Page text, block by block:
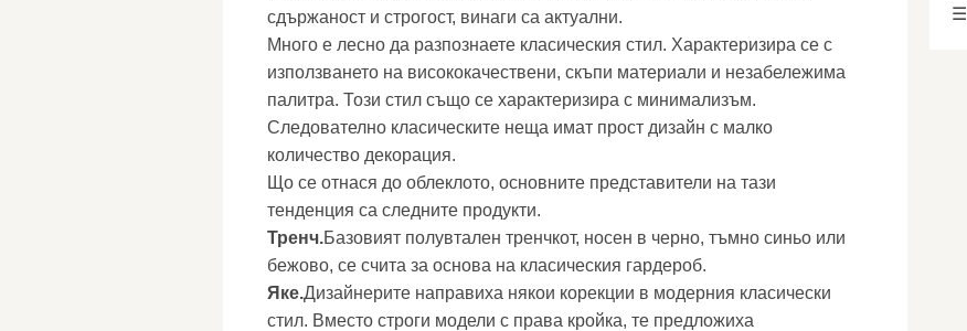
сдържаност и строгост, винаги са актуални.
Много е лесно да разпознаете класическия стил. Характеризира се с
използването на висококачествени, скъпи материали и незабележима
палитра. Този стил също се характеризира с минимализъм.
Следователно класическите неща имат прост дизайн с малко
количество декорация.
Що се отнася до облеклото, основните представители на тази
тенденция са следните продукти.
Тренч.Базовият полувтален тренчкот, носен в черно, тъмно синьо или
бежово, се счита за основа на класическия гардероб.
Яке.Дизайнерите направиха някои корекции в модерния класически
стил. Вместо строги модели с права кройка, те предложиха
☰